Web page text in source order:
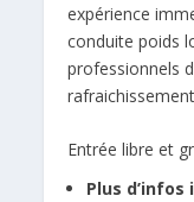
expérience
conduite poids
professionnels
Entrée libre et
Plus d’infos